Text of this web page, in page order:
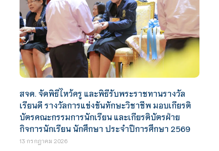
สจด. จัดพิธีไหว้ครู และพิธีรับพระราชทานรางวัล
เรียนดี รางวัลการแข่งขันทักษะวิชาชีพ มอบเกียรติ
บัตรคณะกรรมการนักเรียน และเกียรติบัตรฝ่าย
กิจการนักเรียน นักศึกษา ประจำปีการศึกษา 2569
13 กรกฎาคม 2026